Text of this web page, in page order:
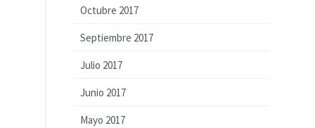
Octubre 2017
Septiembre 2017
Julio 2017
Junio 2017
Mayo 2017